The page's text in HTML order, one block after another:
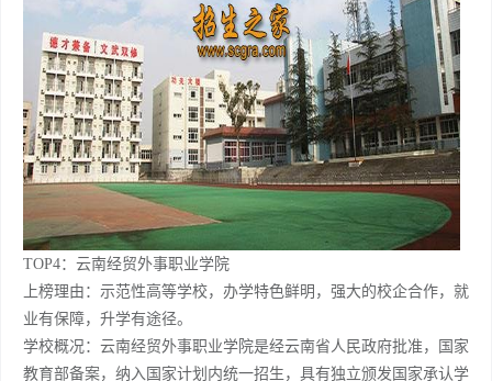
TOP4：云南经贸外事职业学院
上榜理由：示范性高等学校，办学特色鲜明，强大的校企合作，就
业有保障，升学有途径。
学校概况：云南经贸外事职业学院是经云南省人民政府批准，国家
教育部备案，纳入国家计划内统一招生，具有独立颁发国家承认学